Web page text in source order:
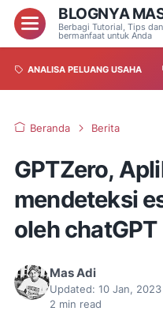
BLOGNYA
Berbagi Tutorial, Tips
bermanfaat untuk Anda
ANALISA PELUANG USAHA
Beranda Berita
GPTZero,
mendeteksi
oleh chatGPT
Mas Adi
Updated: 10 Jan, 2023
2 min read